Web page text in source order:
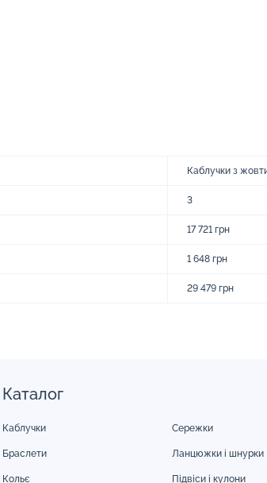
Каблучки з
3
17 721 грн
1 648 грн
29 479 грн
Каталог
Каблучки Сережки
Браслети Ланцюжки і шнурки
Кольє Підвіси і кулони